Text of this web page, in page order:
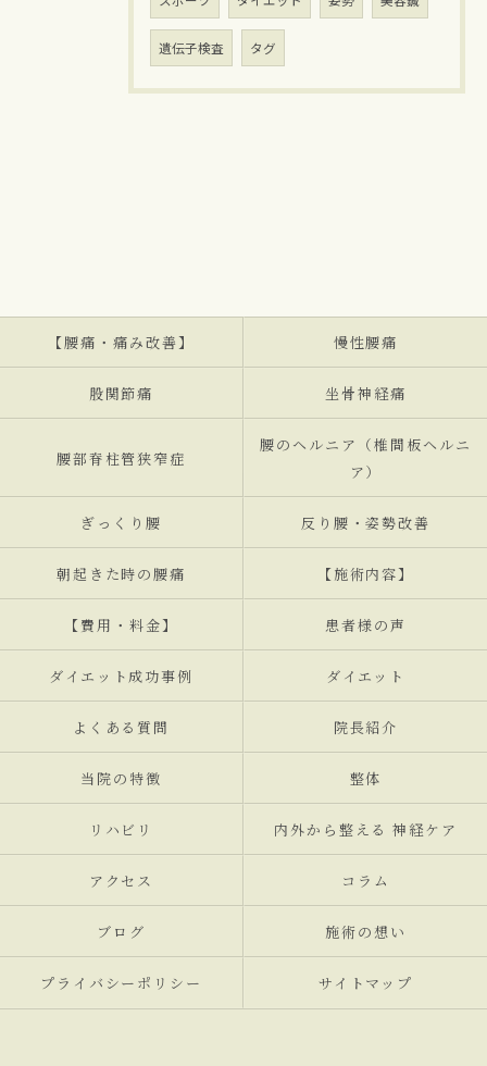
遺伝子検査 タグ
【腰痛・痛み改善】 慢性腰痛
股関節痛 坐骨神経痛
腰部脊柱管狭窄症
腰のヘルニア（椎間板ヘルニ
ア）
ぎっくり腰 反り腰・姿勢改善
朝起きた時の腰痛 【施術内容】
【費用・料金】 患者様の声
ダイエット成功事例 ダイエット
よくある質問 院長紹介
当院の特徴 整体
リハビリ 内外から整える 神経ケア
アクセス コラム
ブログ 施術の想い
プライバシーポリシー サイトマップ